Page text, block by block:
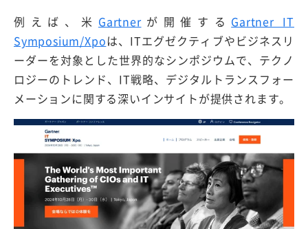
例えば、米 Gartnerが開催する Gartner IT
Symposium/Xpoは、ITエグゼクティブやビジネスリ
ーダーを対象とした世界的なシンポジウムで、テクノ
ロジーのトレンド、IT戦略、デジタルトランスフォー
メーションに関する深いインサイトが提供されます。